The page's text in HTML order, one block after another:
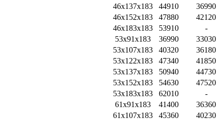
46х137х183
44910
36990
46х152х183
47880
42120
46х183х183
53910
-
53х91х183
36990
33030
53х107х183
40320
36180
53х122х183
47340
41850
53х137х183
50940
44730
53х152х183
54630
47520
53х183х183
62010
-
61х91х183
41400
36360
61х107х183
45360
40230